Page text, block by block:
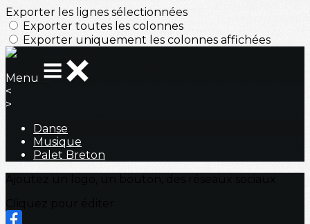
Exporter les lignes sélectionnées
Exporter toutes les colonnes
Exporter uniquement les colonnes affichées
Menu
<
>
Danse
Musique
Palet Breton